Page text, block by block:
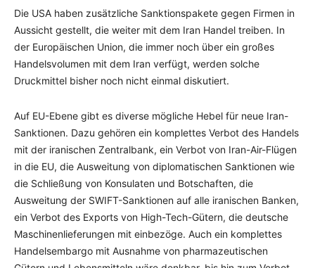
Die USA haben zusätzliche Sanktionspakete gegen Firmen in
Aussicht gestellt, die weiter mit dem Iran Handel treiben. In
der Europäischen Union, die immer noch über ein großes
Handelsvolumen mit dem Iran verfügt, werden solche
Druckmittel bisher noch nicht einmal diskutiert.
Auf EU-Ebene gibt es diverse mögliche Hebel für neue Iran-
Sanktionen. Dazu gehören ein komplettes Verbot des Handels
mit der iranischen Zentralbank, ein Verbot von Iran-Air-Flügen
in die EU, die Ausweitung von diplomatischen Sanktionen wie
die Schließung von Konsulaten und Botschaften, die
Ausweitung der SWIFT-Sanktionen auf alle iranischen Banken,
ein Verbot des Exports von High-Tech-Gütern, die deutsche
Maschinenlieferungen mit einbezöge. Auch ein komplettes
Handelsembargo mit Ausnahme von pharmazeutischen